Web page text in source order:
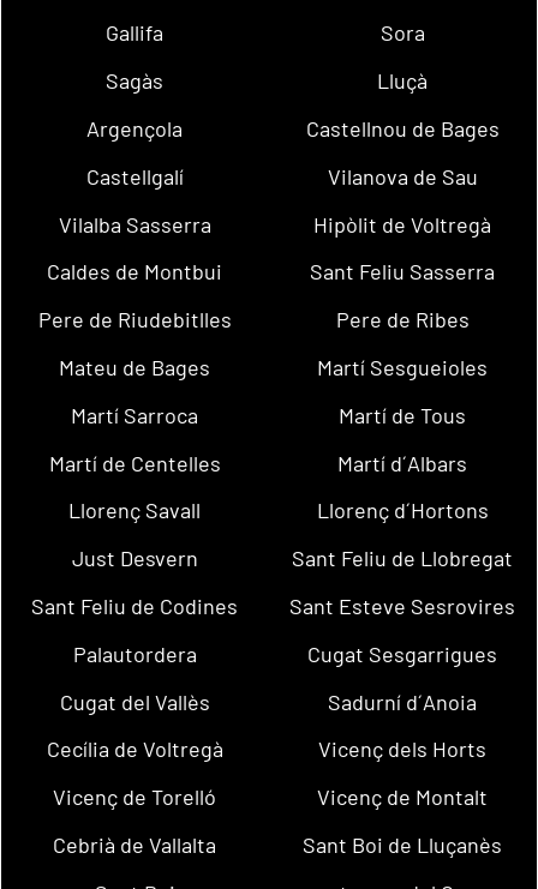
Gallifa
Sora
Sagàs
Lluçà
Argençola
Castellnou de Bages
Castellgalí
Vilanova de Sau
Vilalba Sasserra
Hipòlit de Voltregà
Caldes de Montbui
Sant Feliu Sasserra
Pere de Riudebitlles
Pere de Ribes
Mateu de Bages
Martí Sesgueioles
Martí Sarroca
Martí de Tous
Martí de Centelles
Martí d´Albars
Llorenç Savall
Llorenç d´Hortons
Just Desvern
Sant Feliu de Llobregat
Sant Feliu de Codines
Sant Esteve Sesrovires
Palautordera
Cugat Sesgarrigues
Cugat del Vallès
Sadurní d´Anoia
Cecília de Voltregà
Vicenç dels Horts
Vicenç de Torelló
Vicenç de Montalt
Cebrià de Vallalta
Sant Boi de Lluçanès